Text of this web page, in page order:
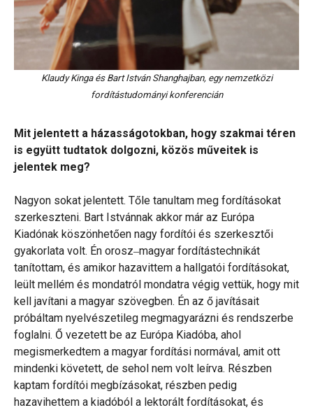
Klaudy Kinga és Bart István Shanghajban, egy nemzetközi
fordítástudományi konferencián
Mit jelentett a házasságotokban, hogy szakmai téren
is együtt tudtatok dolgozni, közös műveitek is
jelentek meg?
Nagyon sokat jelentett. Tőle tanultam meg fordításokat
szerkeszteni. Bart Istvánnak akkor már az Európa
Kiadónak köszönhetően nagy fordítói és szerkesztői
gyakorlata volt. Én orosz‒magyar fordítástechnikát
tanítottam, és amikor hazavittem a hallgatói fordításokat,
leült mellém és mondatról mondatra végig vettük, hogy mit
kell javítani a magyar szövegben. Én az ő javításait
próbáltam nyelvészetileg megmagyarázni és rendszerbe
foglalni. Ő vezetett be az Európa Kiadóba, ahol
megismerkedtem a magyar fordítási normával, amit ott
mindenki követett, de sehol nem volt leírva. Részben
kaptam fordítói megbízásokat, részben pedig
hazavihettem a kiadóból a lektorált fordításokat, és